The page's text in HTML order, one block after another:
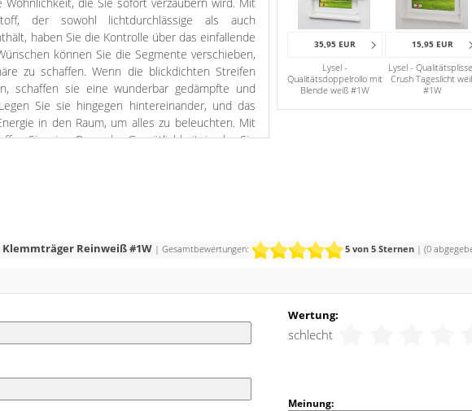
der sowohl lichtdurchlässige als auch
haben Sie die Kontrolle über das einfallende
können Sie die Segmente verschieben,
zu schaffen. Wenn die blickdichten Streifen
schaffen sie eine wunderbar gedämpfte und
Sie sie hingegen hintereinander, und das
in den Raum, um alles zu beleuchten. Mit
Sie eine Oase der Gemütlichkeit, in der Sie
montieren. Alles dafür benötigte
in einem neuen Glanz erstrahlen. Kreieren Sie
35,95 EUR
Lysel -
Qualitätsdoppelrollo mit
Blende weiß #1W
15,95 EUR
Lysel -
Crush Tageslicht
#1W
Reinweiß #1W| Gesamtbewertungen: 5 von 5 Sternen | (0
Wertung:
schlecht
Meinung: